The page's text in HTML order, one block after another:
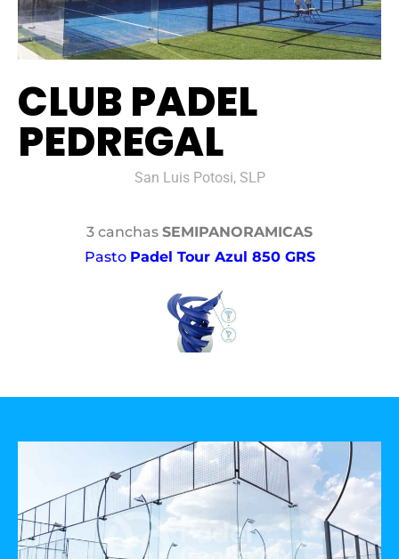
CLUB PADEL
PEDREGAL
San Luis Potosi, SLP
3 canchas SEMIPANORAMICAS
Pasto Padel Tour Azul 850 GRS